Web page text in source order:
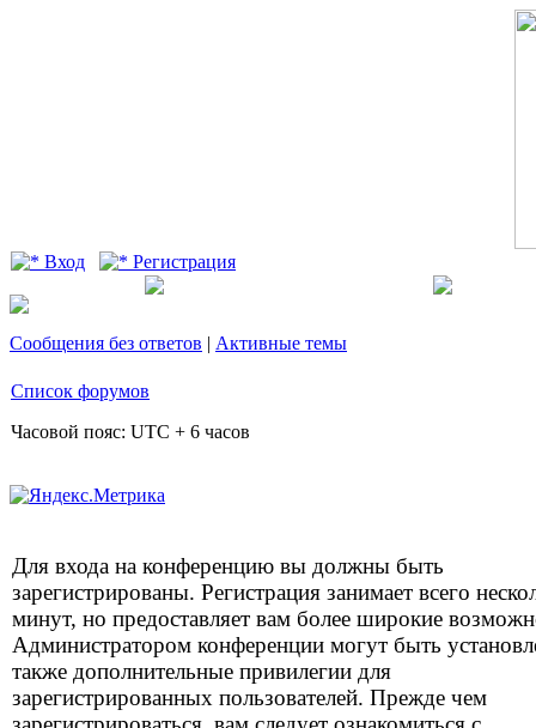
Вход Регистрация
Сообщения без ответов | Активные темы
Список форумов
Часовой пояс: UTC + 6 часов
Для входа на конференцию вы должны быть
зарегистрированы. Регистрация занимает всего
минут, но предоставляет вам более широкие
Администратором конференции могут быть
также дополнительные привилегии для
зарегистрированных пользователей. Прежде чем